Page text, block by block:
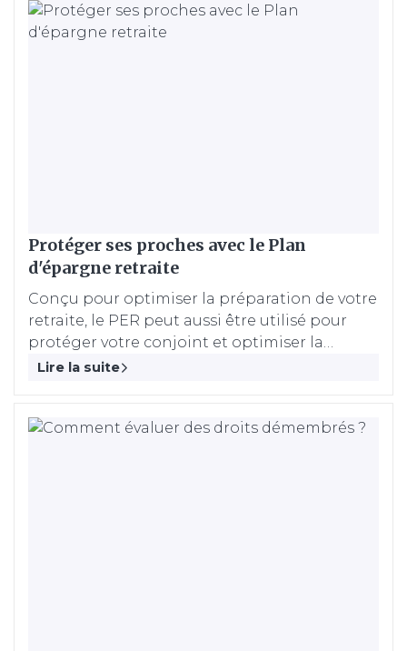
Protéger ses proches avec le Plan
d'épargne retraite
Conçu pour optimiser la préparation de votre
retraite, le PER peut aussi être utilisé pour
protéger votre conjoint et optimiser la
transmission de votre patrimoine.
Lire la suite